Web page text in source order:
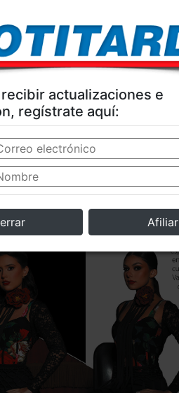
actualizaciones e
regístrate aquí:
Afiliar